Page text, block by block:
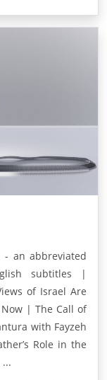
- an abbreviated
subtitles |
of Israel Are
| The Call of
with Fayzeh
Role in the